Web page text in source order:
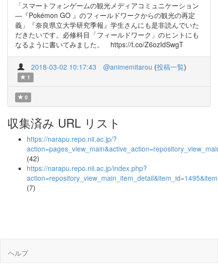
「スマートフォンゲームの観光メディアコミュニケーション
―『Pokémon GO 』のフィールドワークからの観光の再定
義」『奈良県立大学研究季報』学生さんにも是非読んでいた
だきたいです。必修科目「フィールドワーク」のヒントにも
なるように書いてみました。 https://t.co/Z6ozIdSwgT
2018-03-02 10:17:43 @animemitarou (投稿一覧)
1
0
収集済み URL リスト
https://narapu.repo.nii.ac.jp/?
(42)
https://narapu.repo.nii.ac.jp/index.php?
(7)
ヘルプ